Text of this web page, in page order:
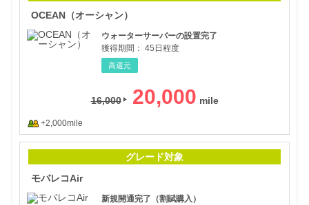
OCEAN（オーシャン）
ウォーターサーバーの設置完了
獲得期間： 45日程度
高還元
16,000 20,000
+2,000mile
グレード対象
モバレコAir
新規開通完了（割賦購入）